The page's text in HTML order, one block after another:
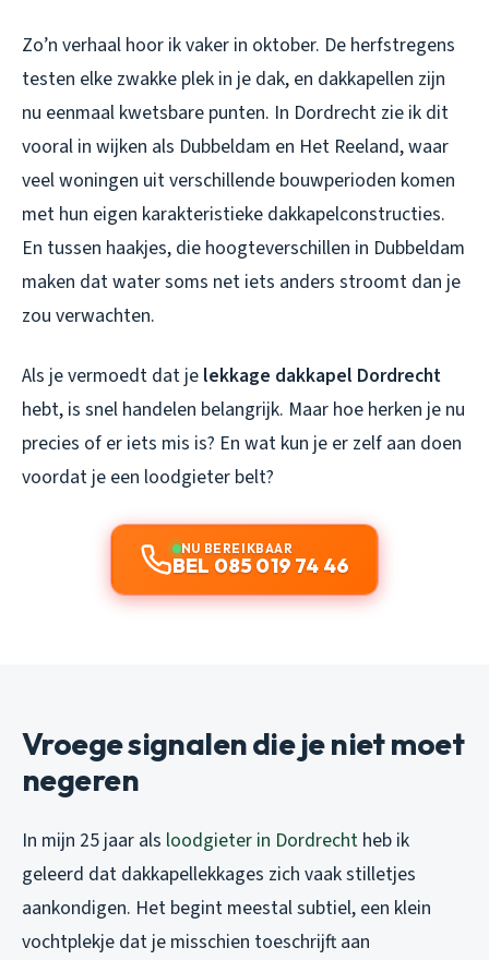
Zo’n verhaal hoor ik vaker in oktober. De herfstregens
testen elke zwakke plek in je dak, en dakkapellen zijn
nu eenmaal kwetsbare punten. In Dordrecht zie ik dit
vooral in wijken als Dubbeldam en Het Reeland, waar
veel woningen uit verschillende bouwperioden komen
met hun eigen karakteristieke dakkapelconstructies.
En tussen haakjes, die hoogteverschillen in Dubbeldam
maken dat water soms net iets anders stroomt dan je
zou verwachten.
Als je vermoedt dat je lekkage dakkapel Dordrecht
hebt, is snel handelen belangrijk. Maar hoe herken je nu
precies of er iets mis is? En wat kun je er zelf aan doen
voordat je een loodgieter belt?
NU BEREIKBAAR
BEL 085 019 74 46
Vroege signalen die je niet moet
negeren
In mijn 25 jaar als loodgieter in Dordrecht heb ik
geleerd dat dakkapellekkages zich vaak stilletjes
aankondigen. Het begint meestal subtiel, een klein
vochtplekje dat je misschien toeschrijft aan